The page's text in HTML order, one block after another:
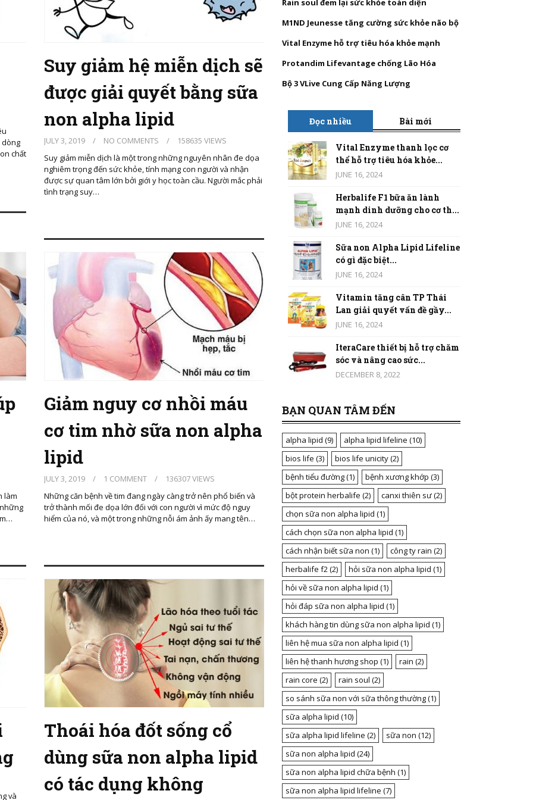
dòng
chất
Suy giảm hệ miễn dịch sẽ
được giải quyết bằng sữa
non alpha lipid
JULY 3, 2019 / NO COMMENTS /
158635 VIEWS
Suy giảm miễn dịch là một trong những nguyên nhân đe dọa
nghiêm trọng đến sức khỏe, tính mạng con người và nhận
được sự quan tâm lớn bởi giới y học toàn cầu. Người mắc phải
tình trạng suy…
làm
Giảm nguy cơ nhồi máu
cơ tim nhờ sữa non alpha
lipid
JULY 3, 2019 / 1 COMMENT /
136307 VIEWS
Những căn bệnh về tim đang ngày càng trở nên phổ biến và
trở thành mối đe dọa lớn đối với con người vì mức độ nguy
hiểm của nó, và một trong những nỗi ám ảnh ấy mang tên…
và
Thoái hóa đốt sống cổ
dùng sữa non alpha lipid
có tác dụng không
Rain soul đem lại sức khỏe toàn diện
M1ND Jeunesse tăng cường sức khỏe não bộ
Vital Enzyme hỗ trợ tiêu hóa khỏe mạnh
Protandim Lifevantage chống Lão Hóa
Bộ 3 VLive Cung Cấp Năng Lượng
Đọc nhiều Bài mới
Vital Enzyme thanh lọc cơ
thể hỗ trợ tiêu hóa khỏe...
JUNE 16, 2024
Herbalife F1 bữa ăn lành
mạnh dinh dưỡng cho cơ th...
JUNE 16, 2024
Sữa non Alpha Lipid Lifeline
có gì đặc biệt...
JUNE 16, 2024
Vitamin tăng cân TP Thái
Lan giải quyết vấn đề gầy...
JUNE 16, 2024
IteraCare thiết bị hỗ trợ chăm
sóc và nâng cao sức...
DECEMBER 8, 2022
BẠN QUAN TÂM ĐẾN
alpha lipid (9) alpha lipid lifeline (10)
bios life (3) bios life unicity(2)
bệnh tiểu đường(1) bệnh xương khớp (3)
bột protein herbalife (2) canxi thiên sư(2)
chọn sữa non alpha lipid (1)
cách chọn sữa non alpha lipid (1)
cách nhận biết sữa non (1) công ty rain (2)
herbalife f2(2) hỏi sữa non alpha lipid (1)
hỏi về sữa non alpha lipid (1)
hỏi đáp sữa non alpha lipid (1)
khách hàng tin dùng sữa non alpha lipid (1)
liên hệ mua sữa non alpha lipid (1)
liên hệ thanh hương shop (1) rain (2)
rain core (2) rain soul (2)
so sánh sữa non với sữa thông thường(1)
sữa alpha lipid (10)
sữa alpha lipid lifeline (2) sữa non (12)
sữa non alpha lipid (24)
sữa non alpha lipid chữa bệnh (1)
sữa non alpha lipid lifeline (7)